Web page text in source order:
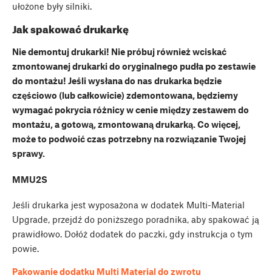
ułożone były silniki.
Jak spakować drukarkę
Nie demontuj drukarki! Nie próbuj również wciskać
zmontowanej drukarki do oryginalnego pudła po zestawie
do montażu! Jeśli wysłana do nas drukarka będzie
częściowo (lub całkowicie) zdemontowana, będziemy
wymagać pokrycia różnicy w cenie między zestawem do
montażu, a gotową, zmontowaną drukarką. Co więcej,
może to podwoić czas potrzebny na rozwiązanie Twojej
sprawy.
MMU2S
Jeśli drukarka jest wyposażona w dodatek Multi-Material
Upgrade, przejdź do poniższego poradnika, aby spakować ją
prawidłowo. Dołóż dodatek do paczki, gdy instrukcja o tym
powie.
Pakowanie dodatku Multi Material do zwrotu